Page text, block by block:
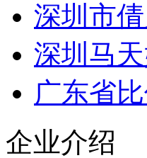
深圳市
深圳马
广东省
企业介绍